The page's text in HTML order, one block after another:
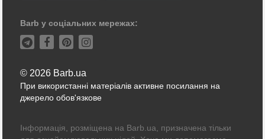
Barb у соціальних мережах:
© 2026 Barb.ua
При використанні матеріалів активне посилання на
джерело обов'язкове
Інформація, розміщена на Barb.ua, призначена тільки